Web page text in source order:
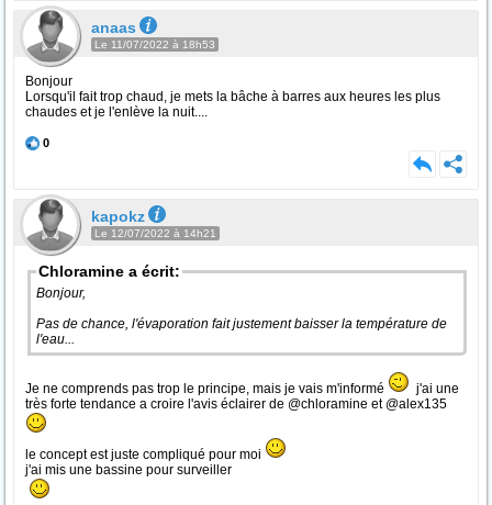
anaas
Le 11/07/2022 à 18h53
Bonjour
Lorsqu'il fait trop chaud, je mets la bâche à barres aux heures les plus
chaudes et je l'enlève la nuit....
0
kapokz
Le 12/07/2022 à 14h21
Chloramine a écrit:
Bonjour,
Pas de chance, l'évaporation fait justement baisser la température de
l'eau...
Je ne comprends pas trop le principe, mais je vais m'informé
j'ai une
très forte tendance a croire l'avis éclairer de @chloramine et @alex135
le concept est juste compliqué pour moi
j'ai mis une bassine pour surveiller